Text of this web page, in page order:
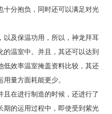
十分抱负，同时还可以满足对光
以及保温功用，所以，神龙拜耳
温室中。并且，其还可以达到
低效率温室掩盖资料比较，其还
量方面耗能更少。
在进行制造的时候，还进行了
期的运用过程中，即使受到紫光